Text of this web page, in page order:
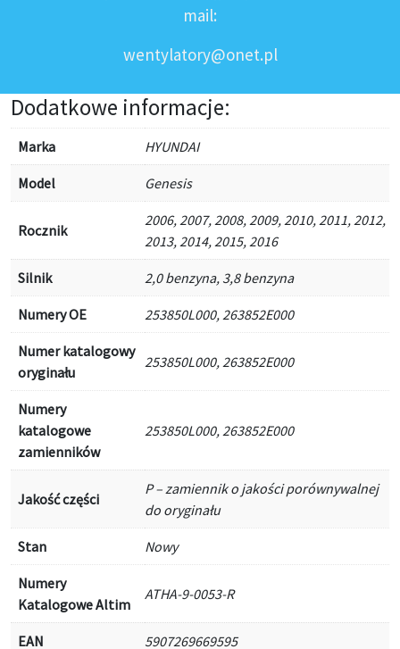
mail:
wentylatory@onet.pl
Dodatkowe informacje:
Marka HYUNDAI
Model Genesis
Rocznik
2006, 2007, 2008, 2009, 2010, 2011, 2012,
2013, 2014, 2015, 2016
Silnik 2,0 benzyna, 3,8 benzyna
Numery OE 253850L000, 263852E000
Numer katalogowy
oryginału
253850L000, 263852E000
Numery
katalogowe
zamienników
253850L000, 263852E000
Jakość części
P – zamiennik o jakości porównywalnej
do oryginału
Stan Nowy
Numery
Katalogowe Altim
ATHA-9-0053-R
EAN 5907269669595